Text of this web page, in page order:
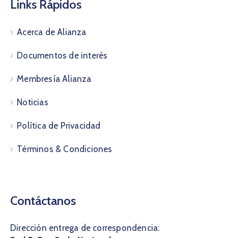
Links Rápidos
Acerca de Alianza
Documentos de interés
Membresía Alianza
Noticias
Política de Privacidad
Términos & Condiciones
Contáctanos
Dirección entrega de correspondencia: